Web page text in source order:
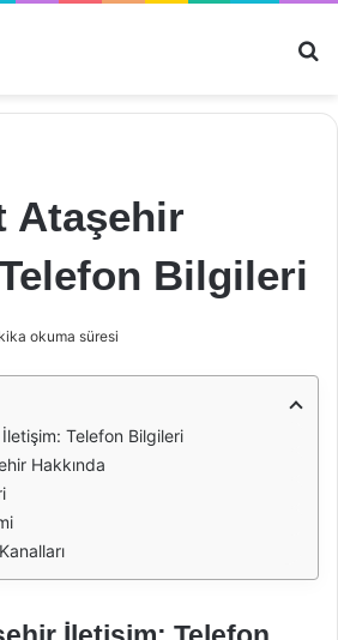
Ataşehir
Bilgileri
okuma süresi
Telefon Bilgileri
Hakkında